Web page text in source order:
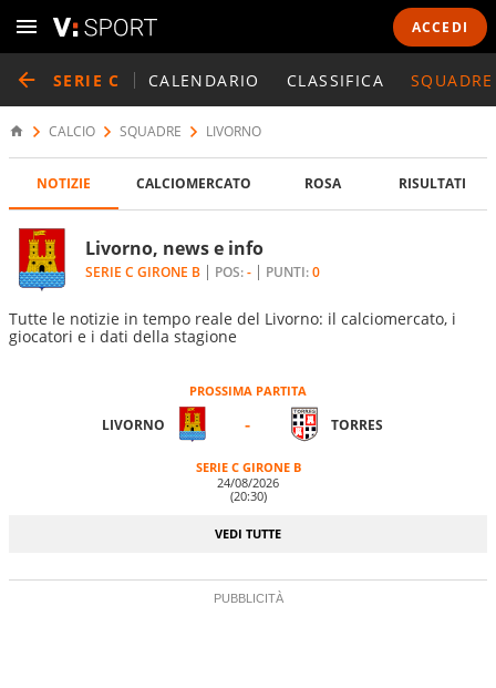
ACCEDI
SERIE C CALENDARIO CLASSIFICA SQUADRE
CALCIO SQUADRE LIVORNO
Livorno, news e info
Tutte le notizie in tempo reale del Livorno: il calciomercato, i
giocatori e i dati della stagione
SERIE C GIRONE B POS:- PUNTI:0
NOTIZIE CALCIOMERCATO ROSA RISULTATI
PROSSIMA PARTITA
LIVORNO - TORRES
SERIE C GIRONE B
24/08/2026
(20:30)
VEDI TUTTE